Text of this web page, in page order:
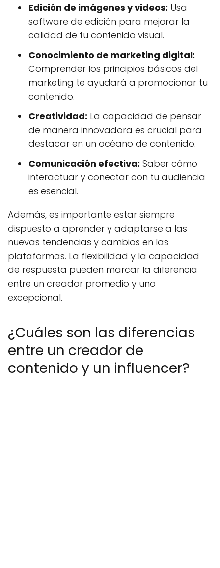
Edición de imágenes y videos: Usa
software de edición para mejorar la
calidad de tu contenido visual.
Conocimiento de marketing digital:
Comprender los principios básicos del
marketing te ayudará a promocionar tu
contenido.
Creatividad: La capacidad de pensar
de manera innovadora es crucial para
destacar en un océano de contenido.
Comunicación efectiva: Saber cómo
interactuar y conectar con tu audiencia
es esencial.
Además, es importante estar siempre
dispuesto a aprender y adaptarse a las
nuevas tendencias y cambios en las
plataformas. La flexibilidad y la capacidad
de respuesta pueden marcar la diferencia
entre un creador promedio y uno
excepcional.
¿Cuáles son las diferencias
entre un creador de
contenido y un influencer?